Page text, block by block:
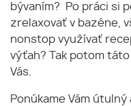
bývaním? Po práci si
zrelaxovať v bazéne,
nonstop využívať
výťah? Tak potom
Vás.
Ponúkame Vám